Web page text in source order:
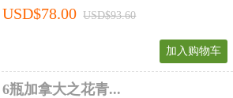
USD$78.00 USD$93.60
加入购物车
6瓶加拿大之花青...